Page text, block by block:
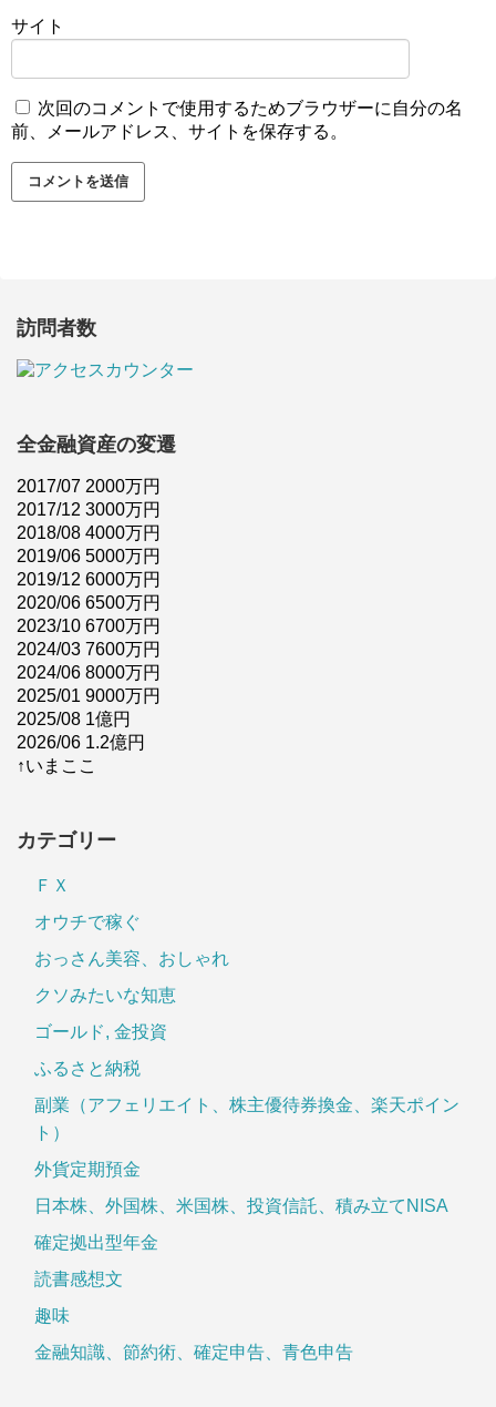
サイト
次回のコメントで使用するためブラウザーに自分の名
前、メールアドレス、サイトを保存する。
訪問者数
全金融資産の変遷
2017/07 2000万円
2017/12 3000万円
2018/08 4000万円
2019/06 5000万円
2019/12 6000万円
2020/06 6500万円
2023/10 6700万円
2024/03 7600万円
2024/06 8000万円
2025/01 9000万円
2025/08 1億円
2026/06 1.2億円
↑いまここ
カテゴリー
ＦＸ
オウチで稼ぐ
おっさん美容、おしゃれ
クソみたいな知恵
ゴールド, 金投資
ふるさと納税
副業（アフェリエイト、株主優待券換金、楽天ポイン
ト）
外貨定期預金
日本株、外国株、米国株、投資信託、積み立てNISA
確定拠出型年金
読書感想文
趣味
金融知識、節約術、確定申告、青色申告